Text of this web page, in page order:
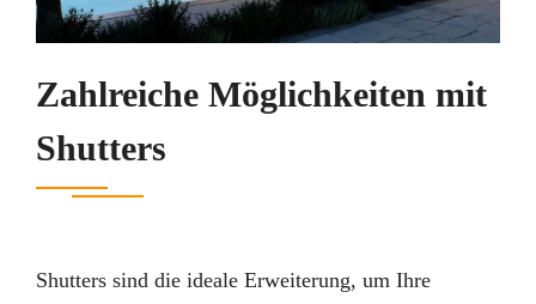
Zahlreiche Möglichkeiten mit
Shutters
Shutters sind die ideale Erweiterung, um Ihre